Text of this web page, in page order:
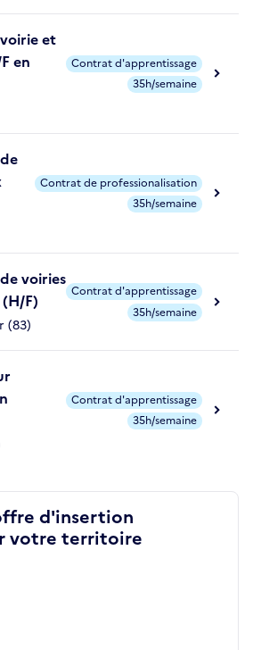
et
en
Contrat d'apprentissage
35h/semaine
Contrat de professionalisation
35h/semaine
voiries
F)
(83)
Contrat d'apprentissage
35h/semaine
Contrat d'apprentissage
35h/semaine
d'insertion
votre territoire